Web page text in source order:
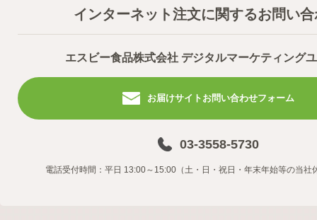
インターネット注文に関するお問い
エスビー食品株式会社 デジタルマーケティング
お届けサイトお問い合わせフォーム
03-3558-5730
電話受付時間：平日 13:00～15:00（土・日・祝日・年末年始等の当社